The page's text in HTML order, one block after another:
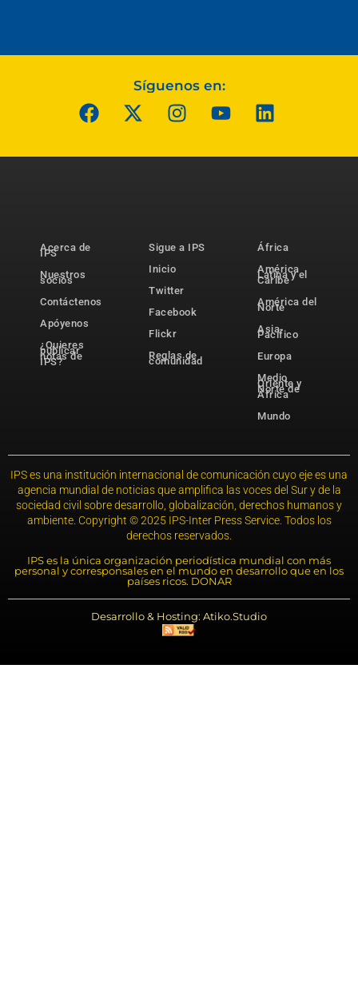
Síguenos en:
Acerca de
IPS
Nuestros
socios
Contáctenos
Apóyenos
¿Quieres
publicar
notas de
IPS?
Sigue a IPS
Inicio
Twitter
Facebook
Flickr
Reglas de
comunidad
África
América
Latina y el
Caribe
América del
Norte
Asia-
Pacífico
Europa
Medio
Oriente y
Norte de
África
Mundo
IPS es una institución internacional de comunicación cuyo eje es una
agencia mundial de noticias que amplifica las voces del Sur y de la
sociedad civil sobre desarrollo, globalización, derechos humanos y
ambiente. Copyright © 2025 IPS-Inter Press Service. Todos los
derechos reservados.
IPS es la única organización periodística mundial con más
personal y corresponsales en el mundo en desarrollo que en los
países ricos. DONAR
Desarrollo & Hosting: Atiko.Studio